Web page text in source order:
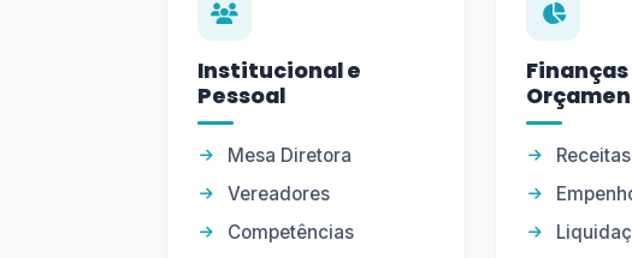
Institucional e
Pessoal
Mesa Diretora
Vereadores
Competências
Finanças
Receitas